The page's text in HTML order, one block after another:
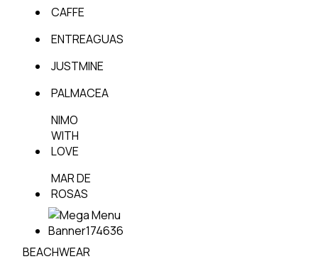
CAFFE
ENTREAGUAS
JUSTMINE
PALMACEA
NIMO
WITH
LOVE
MAR DE
ROSAS
BEACHWEAR